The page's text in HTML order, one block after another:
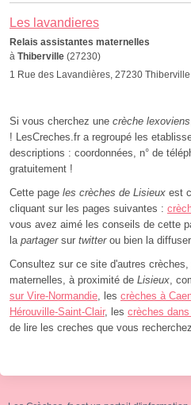
Les lavandieres
Relais assistantes maternelles
à Thiberville (27230)
1 Rue des Lavandières, 27230 Thiberville
Si vous cherchez une crèche lexoviens
! LesCreches.fr a regroupé les
descriptions : coordonnées, n° de
gratuitement !
Cette page les crèches de Lisieux est
cliquant sur les pages suivantes :
vous avez aimé les conseils de cette
la partagersur twitterou bien la
Consultez sur ce site d'autres
maternelles, à proximité de Lisieux,
sur Vire-Normandie, les crèches à
Hérouville-Saint-Clair, les crèches
de lire les creches que vous